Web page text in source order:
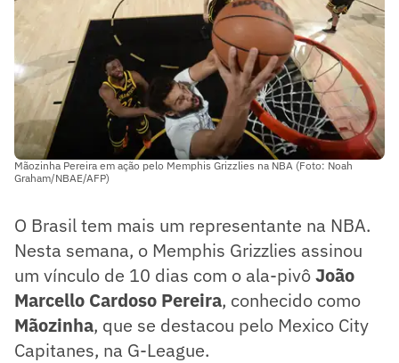
Mãozinha Pereira em ação pelo Memphis Grizzlies na NBA (Foto: Noah
Graham/NBAE/AFP)
O Brasil tem mais um representante na NBA.
Nesta semana, o Memphis Grizzlies assinou
um vínculo de 10 dias com o ala-pivôJoão
Marcello Cardoso Pereira, conhecido como
Mãozinha, que se destacou pelo Mexico City
Capitanes, na G-League.